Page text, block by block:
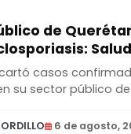
de
Salud
casos
su sector público
6 de agosto,